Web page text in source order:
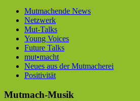
Mutmachende News
Netzwerk
Mut-Talks
Young Voices
Future Talks
mut•macht
Neues aus der Mutmacherei
Positivität
Mutmach-Musik